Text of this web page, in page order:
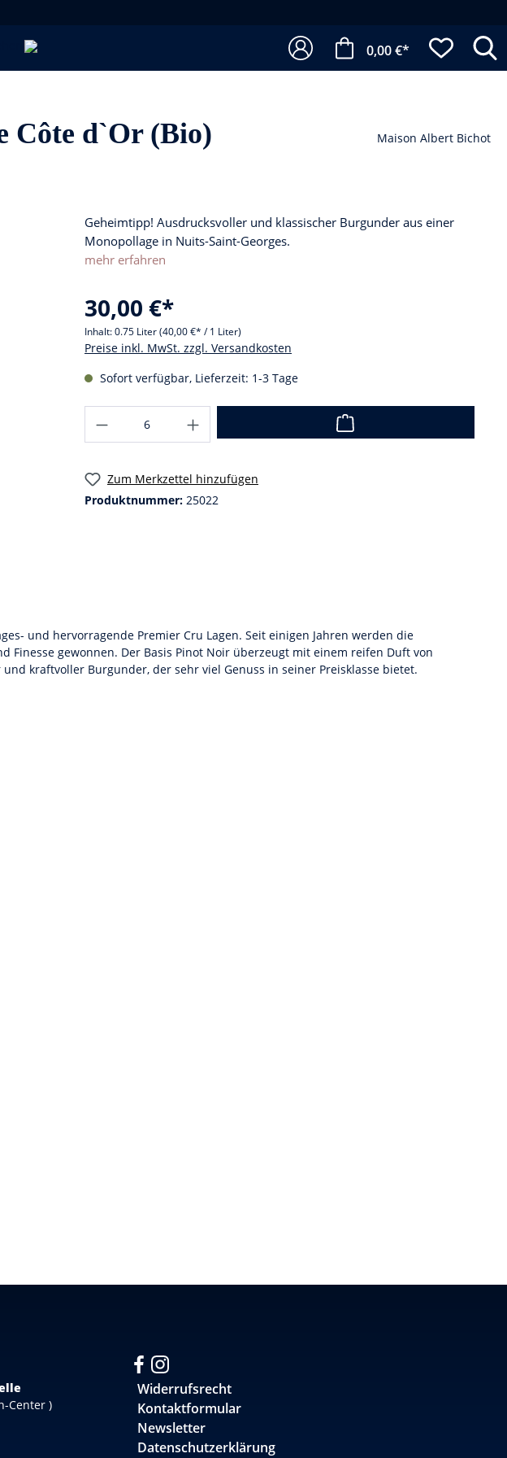
0,00 €*
Côte d`Or (Bio) Maison Albert Bichot
Geheimtipp! Ausdrucksvoller und klassischer Burgunder aus einer
Monopollage in Nuits-Saint-Georges.
mehr erfahren
30,00 €*
Inhalt:0.75 Liter(40,00 €* / 1 Liter)
Preise inkl. MwSt. zzgl. Versandkosten
Sofort verfügbar, Lieferzeit: 1-3 Tage
Zum Merkzettel hinzufügen
Produktnummer: 25022
und hervorragende Premier Cru Lagen. Seit einigen Jahren werden die
gewonnen. Der Basis Pinot Noir überzeugt mit einem reifen Duft von
kraftvoller Burgunder, der sehr viel Genuss in seiner Preisklasse bietet.
Center )
Widerrufsrecht
Kontaktformular
Newsletter
Datenschutzerklärung